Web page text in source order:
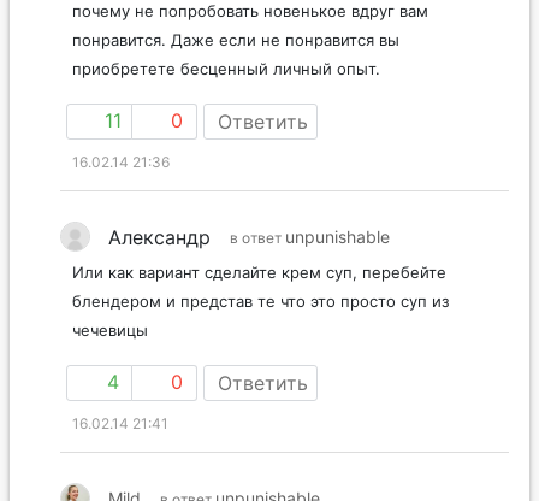
почему не попробовать новенькое вдруг вам
понравится. Даже если не понравится вы
приобретете бесценный личный опыт.
11 0 Ответить
16.02.14 21:36
Александр в ответ unpunishable
Или как вариант сделайте крем суп, перебейте
блендером и представ те что это просто суп из
чечевицы
4 0 Ответить
16.02.14 21:41